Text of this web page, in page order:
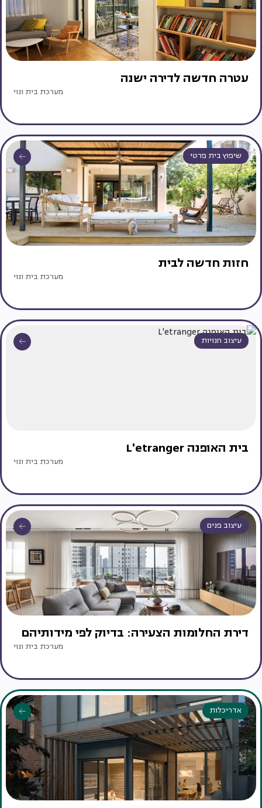
עטרה חדשה לדירה ישנה
מערכת בית ונוי
שיפוץ בית פרטי
חזות חדשה לבית
מערכת בית ונוי
עיצוב חנויות
בית האופנה L'etranger
מערכת בית ונוי
עיצוב פנים
דירת החלומות הצעירה: בדיוק לפי מידותיהם
מערכת בית ונוי
אדריכלות